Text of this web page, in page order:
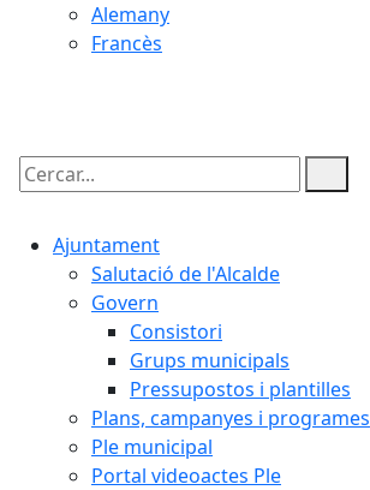
Alemany
Francès
Cercar:
Ajuntament
Salutació de l'Alcalde
Govern
Consistori
Grups municipals
Pressupostos i plantilles
Plans, campanyes i programes
Ple municipal
Portal videoactes Ple